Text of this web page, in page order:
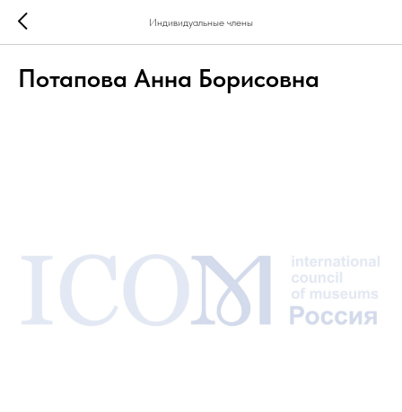
Индивидуальные члены
Потапова Анна Борисовна